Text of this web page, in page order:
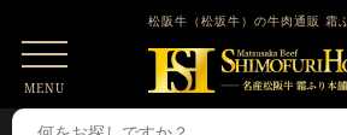
松阪牛（松坂牛）の牛肉通販 霜
MENU